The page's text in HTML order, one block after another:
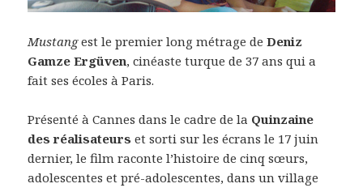
Mustangest le premier long métrage deDeniz
Gamze Ergüven, cinéaste turque de 37 ans qui a
fait ses écoles à Paris.
Présenté à Cannes dans le cadre de la Quinzaine
des réalisateurs et sorti sur les écrans le 17 juin
dernier, le film raconte l’histoire de cinq sœurs,
adolescentes et pré-adolescentes, dans un village